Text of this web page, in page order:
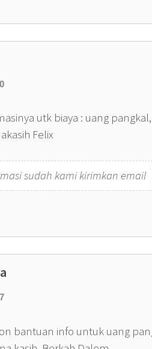
utk biaya : uang
Felix
sudah kami kirimkan email
bantuan info untuk uang